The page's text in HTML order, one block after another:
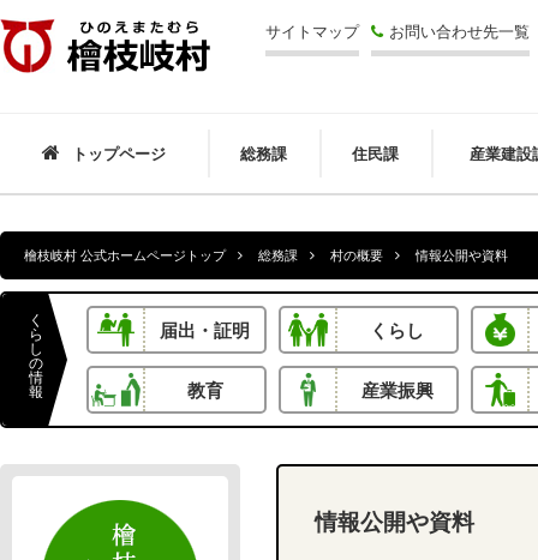
檜枝岐村サイトマップ お問い合わせ先一覧
トップページ 総務課 住民課 産業建設
檜枝岐村 公式ホームページトップ 総務課 村の概要 情報公開や資料
く
ら
し
の
情
報
届出・証明 くらし
教育 産業振興
情報公開や資料